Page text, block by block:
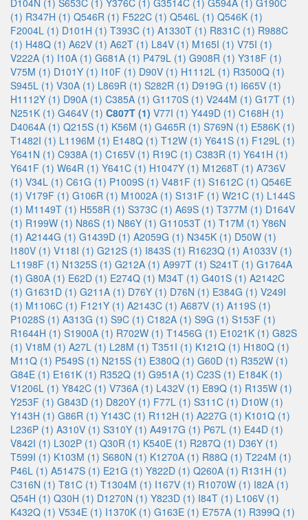
D104N (1) S653C (1) Y376C (1) G3514C (1) G594A (1) G190C
(1) R347H (1) Q546R (1) F522C (1) Q546L (1) Q546K (1)
F2004L (1) D101H (1) T393C (1) A1330T (1) R831C (1) R988C
(1) H48Q (1) A62V (1) A62T (1) L84V (1) M165I (1) V75I (1)
V222A (1) I10A (1) G681A (1) P479L (1) G908R (1) Y318F (1)
V75M (1) D101Y (1) I10F (1) D90V (1) H1112L (1) R3500Q (1)
S945L (1) V30A (1) L869R (1) S282R (1) D919G (1) I665V (1)
H1112Y (1) D90A (1) C385A (1) G1170S (1) V244M (1) G17T (1)
N251K (1) G464V (1) C807T (1) V77I (1) Y449D (1) C168H (1)
D4064A (1) Q215S (1) K56M (1) G465R (1) S769N (1) E586K (1)
T1482I (1) L1196M (1) E148Q (1) T12W (1) Y641S (1) F129L (1)
Y641N (1) C938A (1) C165V (1) R19C (1) C383R (1) Y641H (1)
Y641F (1) W64R (1) Y641C (1) H1047Y (1) M1268T (1) A736V
(1) V34L (1) C61G (1) P1009S (1) V481F (1) S1612C (1) Q546E
(1) V179F (1) G106R (1) M1002A (1) S131F (1) W21C (1) L144S
(1) M1149T (1) H558R (1) S373C (1) A69S (1) T377M (1) D164V
(1) R199W (1) N86S (1) N86Y (1) G11053T (1) T17M (1) Y86N
(1) A2144G (1) G1439D (1) A2059G (1) N345K (1) D50W (1)
I180V (1) V118I (1) G212S (1) I843S (1) R1623Q (1) A1033V (1)
L1198F (1) N1325S (1) G212A (1) A997T (1) S241T (1) G1764A
(1) G80A (1) E62D (1) E274Q (1) M34T (1) G401S (1) A2142C
(1) G1631D (1) G211A (1) D76Y (1) D76N (1) E384G (1) V249I
(1) M1106C (1) F121Y (1) A2143C (1) A687V (1) A119S (1)
P1028S (1) A313G (1) S9C (1) C182A (1) S9G (1) S153F (1)
R1644H (1) S1900A (1) R702W (1) T1456G (1) E1021K (1) G82S
(1) V18M (1) A27L (1) L28M (1) T351I (1) K121Q (1) H180Q (1)
M11Q (1) P549S (1) N215S (1) E380Q (1) G60D (1) R352W (1)
G84E (1) E161K (1) R352Q (1) G951A (1) C23S (1) E184K (1)
V1206L (1) Y842C (1) V736A (1) L432V (1) E89Q (1) R135W (1)
Y253F (1) G843D (1) D820Y (1) F77L (1) S311C (1) D10W (1)
Y143H (1) G86R (1) Y143C (1) R112H (1) A227G (1) K101Q (1)
L236P (1) A310V (1) S310Y (1) A4917G (1) P67L (1) E44D (1)
V842I (1) L302P (1) Q30R (1) K540E (1) R287Q (1) D36Y (1)
T599I (1) K103M (1) S680N (1) K1270A (1) R88Q (1) T224M (1)
P46L (1) A5147S (1) E21G (1) Y822D (1) Q260A (1) R131H (1)
C316N (1) T81C (1) T1304M (1) I167V (1) R1070W (1) I82A (1)
Q54H (1) Q30H (1) D1270N (1) Y823D (1) I84T (1) L106V (1)
K432Q (1) V534E (1) I1370K (1) G163E (1) E757A (1) R399Q (1)